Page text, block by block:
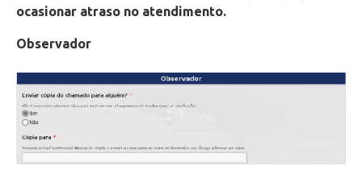
ocasionar atraso no atendimento.
Observador